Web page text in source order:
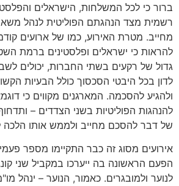
ברור כי לכל המשלחות, הישראלים
רשמית מצד הנהגתם הפוליטית לנהל משא
מחייב. מטרת האירוע, כמו של ארועים
להראות כי ישראלים ופלסטינים ברמת
גדול של רקעים בשתי החברות, יכולים
לדון בכל היבטי הסכסוך כולל הבעיות
ולהגיע להסכמה. המארגנים מקווים כי
להנהגות הפוליטיות בשני הצדדים –
של דבר להסכם מחייב ולממש אותו
אירועים מסוג זה כבר התקיימו מספר
הפעם הראשונה בה ייערכו במקביל שני
לנוער ולמובגרים. כאמור, הנוער – ינהל